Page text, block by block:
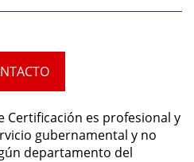
Certificación es profesional y
gubernamental y no
departamento del